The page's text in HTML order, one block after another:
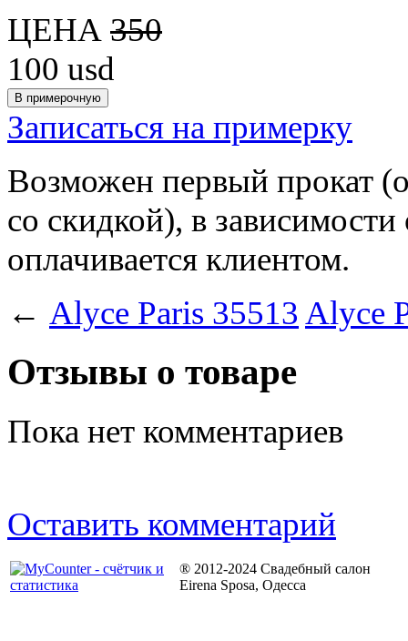
ЦЕНА 350
100 usd
Записаться на примерку
Возможен первый прокат
со скидкой), в
оплачивается клиентом.
← Alyce Paris 35513 Alyce
Отзывы о товаре
Пока нет комментариев
Оставить комментарий
® 2012-2024 Свадебный салон
Eirena Sposa, Одесса